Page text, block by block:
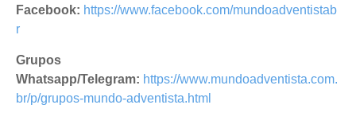
Facebook: https://www.facebook.com/mundoadventistab
r
Grupos
Whatsapp/Telegram: https://www.mundoadventista.com.
br/p/grupos-mundo-adventista.html